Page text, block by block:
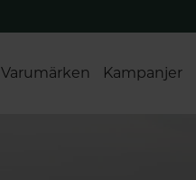
Varumärken Kampanjer